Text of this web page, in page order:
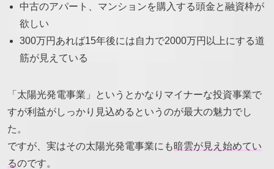
中古のアパート、マンションを購入する頭金と融資枠が
欲しい
300万円あれば15年後には自力で2000万円以上にする道
筋が見えている
「太陽光発電事業」というとかなりマイナーな投資事業で
すが利益がしっかり見込めるというのが最大の魅力でし
た。
ですが、実はその太陽光発電事業にも暗雲が見え始めてい
るのです。